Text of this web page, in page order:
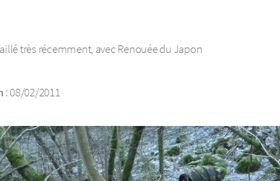
très récemment, avec Renouée du Japon
: 08/02/2011